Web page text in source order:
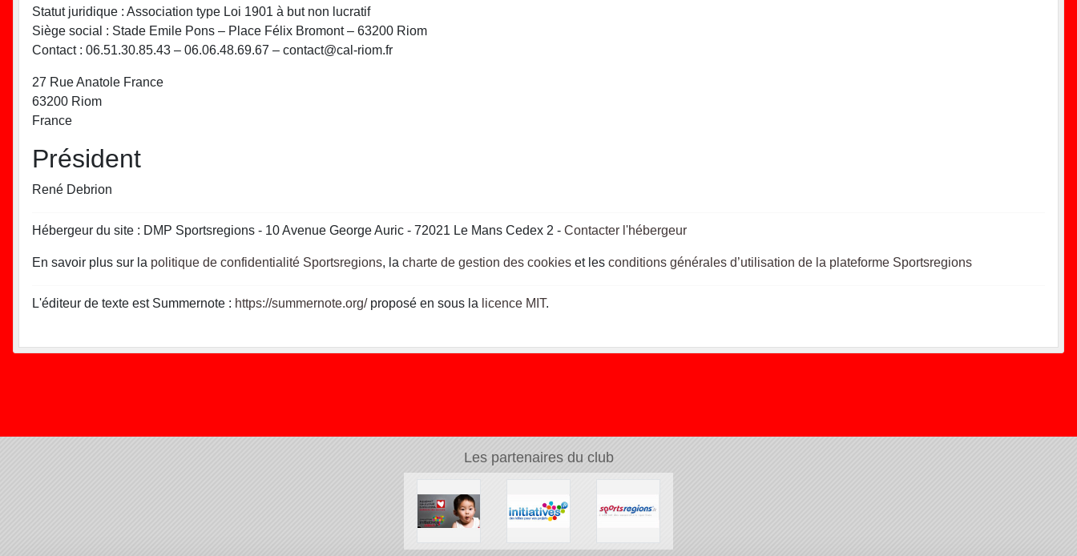
Statut juridique : Association type Loi 1901 à but non lucratif
Siège social : Stade Emile Pons – Place Félix Bromont – 63200 Riom
Contact : 06.51.30.85.43 – 06.06.48.69.67 – contact@cal-riom.fr
27 Rue Anatole France
63200 Riom
France
Président
René Debrion
Hébergeur du site : DMP Sportsregions - 10 Avenue George Auric - 72021 Le Mans Cedex 2 - Contacter l'hébergeur
En savoir plus sur la politique de confidentialité Sportsregions, la charte de gestion des cookies et les conditions générales d’utilisation de la plateforme Sportsregions
L'éditeur de texte est Summernote : https://summernote.org/proposé en sous la licence MIT.
Les partenaires du club